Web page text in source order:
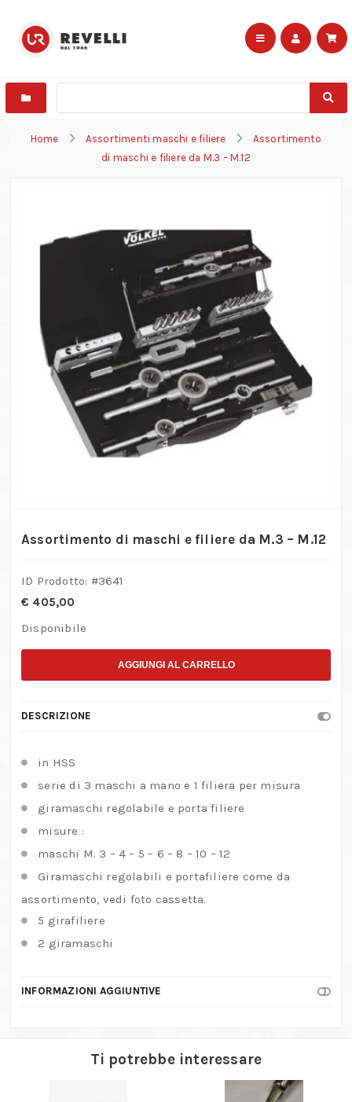
Home Assortimenti maschi e filiere
Assortimento
di maschi e filiere da M.3 – M.12
Assortimento di maschi e filiere da M.3 – M.12
ID Prodotto: #3641
€ 405,00
Disponibile
AGGIUNGI AL CARRELLO
DESCRIZIONE
in HSS
serie di 3 maschi a mano e 1 filiera per misura
giramaschi regolabile e porta filiere
misure :
maschi M. 3 – 4 – 5 – 6 – 8 – 10 – 12
Giramaschi regolabili e portafiliere come da
assortimento, vedi foto cassetta.
5 girafiliere
2 giramaschi
INFORMAZIONI AGGIUNTIVE
Ti potrebbe interessare